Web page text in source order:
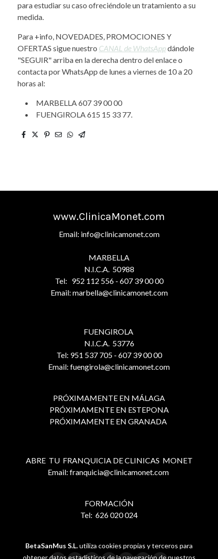
para estudiar su caso ofreciéndole un tratamiento a su
medida.
Para +info, NOVEDADES, PROMOCIONES Y
OFERTAS sigue nuestro CANAL de WhatsAppdándole
"SEGUIR" arriba en la derecha dentro del enlace o
contacta por WhatsApp de lunes a viernes de 10 a 20
horas al:
MARBELLA 607 39 00 00
FUENGIROLA 615 15 33 77.
www.ClinicaMonet.com
Email: info@clinicamonet.com
MARBELLA
N.I.C.A. 50988
Tel: 952 112 556 - 607 39 00 00
Email: marbella@clinicamonet.com
FUENGIROLA
N.I.C.A. 53776
Tel: 951 537 705 - 607 39 00 00
Email: fuengirola@clinicamonet.com
PRÓXIMAMENTE EN MÁLAGA
PRÓXIMAMENTE EN ESTEPONA
PRÓXIMAMENTE EN GRANADA
ABRE TU FRANQUICIA DE CLINICAS MONET
Email: franquicia@clinicamonet.com
FORMACIÓN
Tel: 626 020 024
BetaSanMus S.L.utiliza cookies propias y terceros para
obtener datos estadísticos de la navegación de nuestros